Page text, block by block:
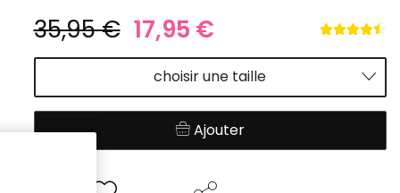
35,95 € 17,95 €
choisir une taille
Ajouter